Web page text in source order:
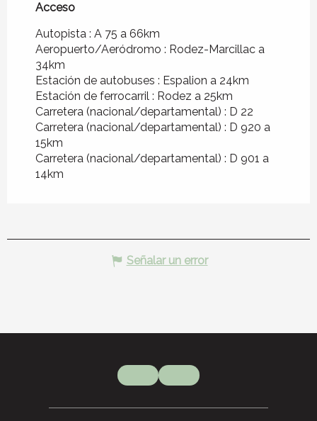
Acceso
Acceso
Autopista : A 75 a 66km
Aeropuerto/Aeródromo : Rodez-Marcillac a
34km
Estación de autobuses : Espalion a 24km
Estación de ferrocarril : Rodez a 25km
Carretera (nacional/departamental) : D 22
Carretera (nacional/departamental) : D 920 a
15km
Carretera (nacional/departamental) : D 901 a
14km
Señalar un error